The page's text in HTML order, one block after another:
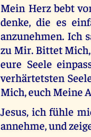
Mein Herz bebt
denke, die es
anzunehmen. Ich
zu Mir. Bittet
eure Seele
verhärtetsten
Mich, euch Meine
Jesus, ich fühle
annehme, und